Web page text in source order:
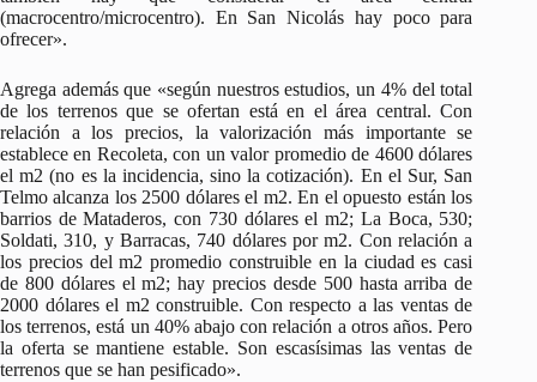
(macrocentro/microcentro). En San Nicolás hay poco para
ofrecer».
Agrega además que «según nuestros estudios, un 4% del total
de los terrenos que se ofertan está en el área central. Con
relación a los precios, la valorización más importante se
establece en Recoleta, con un valor promedio de 4600 dólares
el m2 (no es la incidencia, sino la cotización). En el Sur, San
Telmo alcanza los 2500 dólares el m2. En el opuesto están los
barrios de Mataderos, con 730 dólares el m2; La Boca, 530;
Soldati, 310, y Barracas, 740 dólares por m2. Con relación a
los precios del m2 promedio construible en la ciudad es casi
de 800 dólares el m2; hay precios desde 500 hasta arriba de
2000 dólares el m2 construible. Con respecto a las ventas de
los terrenos, está un 40% abajo con relación a otros años. Pero
la oferta se mantiene estable. Son escasísimas las ventas de
terrenos que se han pesificado».